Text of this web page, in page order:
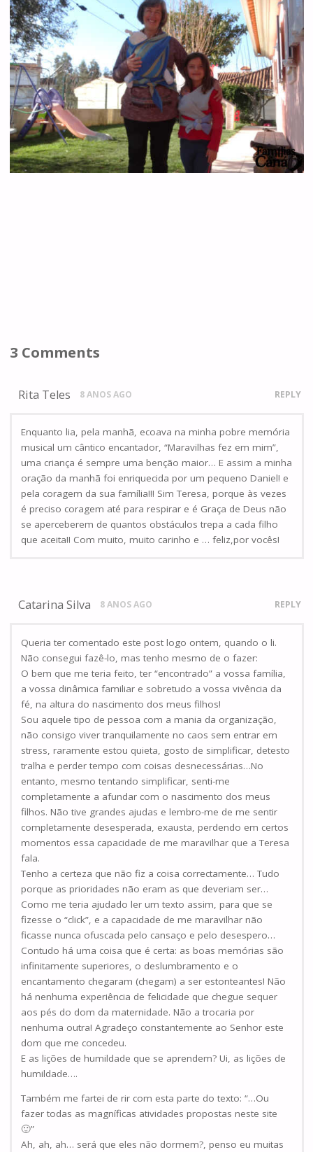
3 Comments
Rita Teles 8 ANOS AGO REPLY
Enquanto lia, pela manhã, ecoava na minha pobre memória
musical um cântico encantador, “Maravilhas fez em mim”,
uma criança é sempre uma benção maior… E assim a minha
oração da manhã foi enriquecida por um pequeno Daniel! e
pela coragem da sua família!!! Sim Teresa, porque às vezes
é preciso coragem até para respirar e é Graça de Deus não
se aperceberem de quantos obstáculos trepa a cada filho
que aceita!! Com muito, muito carinho e … feliz,por vocês!
Catarina Silva 8 ANOS AGO REPLY
Queria ter comentado este post logo ontem, quando o li.
Não consegui fazê-lo, mas tenho mesmo de o fazer:
O bem que me teria feito, ter “encontrado” a vossa família,
a vossa dinâmica familiar e sobretudo a vossa vivência da
fé, na altura do nascimento dos meus filhos!
Sou aquele tipo de pessoa com a mania da organização,
não consigo viver tranquilamente no caos sem entrar em
stress, raramente estou quieta, gosto de simplificar, detesto
tralha e perder tempo com coisas desnecessárias…No
entanto, mesmo tentando simplificar, senti-me
completamente a afundar com o nascimento dos meus
filhos. Não tive grandes ajudas e lembro-me de me sentir
completamente desesperada, exausta, perdendo em certos
momentos essa capacidade de me maravilhar que a Teresa
fala.
Tenho a certeza que não fiz a coisa correctamente… Tudo
porque as prioridades não eram as que deveriam ser…
Como me teria ajudado ler um texto assim, para que se
fizesse o “click”, e a capacidade de me maravilhar não
ficasse nunca ofuscada pelo cansaço e pelo desespero…
Contudo há uma coisa que é certa: as boas memórias são
infinitamente superiores, o deslumbramento e o
encantamento chegaram (chegam) a ser estonteantes! Não
há nenhuma experiência de felicidade que chegue sequer
aos pés do dom da maternidade. Não a trocaria por
nenhuma outra! Agradeço constantemente ao Senhor este
dom que me concedeu.
E as lições de humildade que se aprendem? Ui, as lições de
humildade….
Também me fartei de rir com esta parte do texto: “…Ou
fazer todas as magníficas atividades propostas neste site
🙂”
Ah, ah, ah… será que eles não dormem?, penso eu muitas